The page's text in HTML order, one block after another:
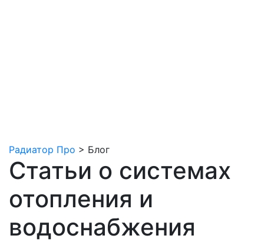
Радиатор Про > Блог
Статьи о системах
отопления и
водоснабжения